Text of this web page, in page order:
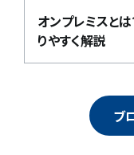
オンプレミスと
りやすく解説
ブ